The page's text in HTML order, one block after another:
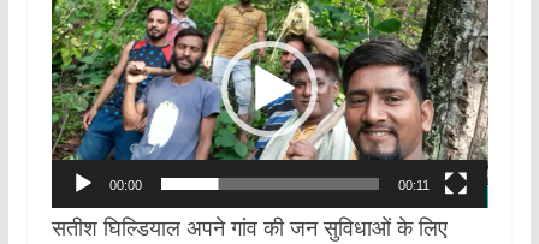
Player
00:00 00:11
सतीश घिल्डियाल अपने गांव की जन सुविधाओं के लिए